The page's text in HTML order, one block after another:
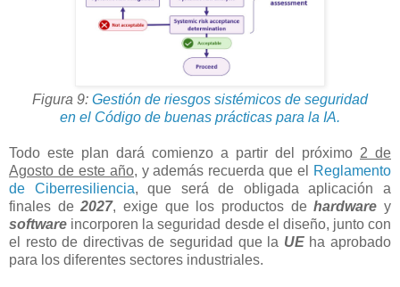
Figura 9: Gestión de riesgos sistémicos de seguridad
en el Código de buenas prácticas para la IA.
Todo este plan dará comienzo a partir del próximo 2 de
Agosto de este año, y además recuerda que el
Reglamento
de Ciberresiliencia, que será de obligada aplicación a
finales de2027, exige que los productos dehardware y
software incorporen la seguridad desde el diseño, junto con
el resto de directivas de seguridad que la UEha aprobado
para los diferentes sectores industriales.